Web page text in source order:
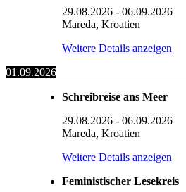
29.08.2026 - 06.09.2026
Mareda, Kroatien
Weitere Details anzeigen
01.09.2026
Schreibreise ans Meer
29.08.2026 - 06.09.2026
Mareda, Kroatien
Weitere Details anzeigen
Feministischer Lesekreis